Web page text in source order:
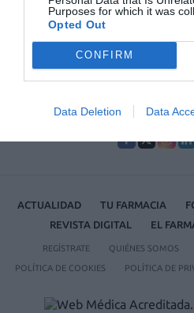
Purposes for which it was
Opted Out
CONFIRM
Data Deletion Data
No se han encontrado artículos
ACTUALIDAD TU FARMACIA
REVISTA DIGITAL
EL
REGÍSTRATE QUIÉNES SOMOS
POLÍTICA DE COOKIES POLÍTICA DE